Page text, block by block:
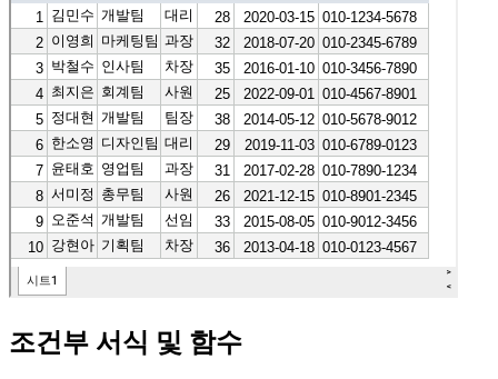
조건부 서식 및 함수